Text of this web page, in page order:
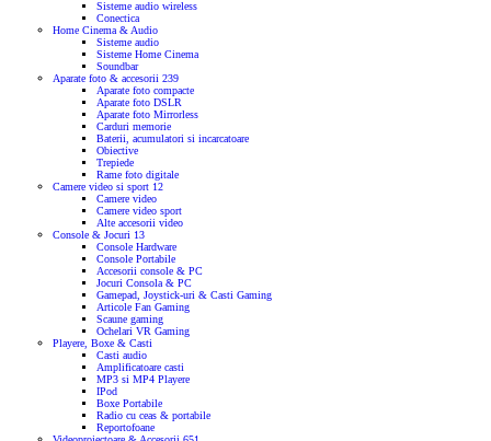
Sisteme audio wireless
Conectica
Home Cinema & Audio
Sisteme audio
Sisteme Home Cinema
Soundbar
Aparate foto & accesorii 239
Aparate foto compacte
Aparate foto DSLR
Aparate foto Mirrorless
Carduri memorie
Baterii, acumulatori si incarcatoare
Obiective
Trepiede
Rame foto digitale
Camere video si sport 12
Camere video
Camere video sport
Alte accesorii video
Console & Jocuri 13
Console Hardware
Console Portabile
Accesorii console & PC
Jocuri Consola & PC
Gamepad, Joystick-uri & Casti Gaming
Articole Fan Gaming
Scaune gaming
Ochelari VR Gaming
Playere, Boxe & Casti
Casti audio
Amplificatoare casti
MP3 si MP4 Playere
IPod
Boxe Portabile
Radio cu ceas & portabile
Reportofoane